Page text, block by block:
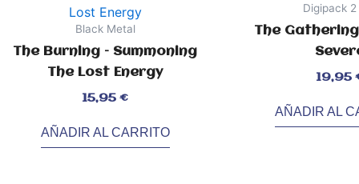
Black Metal
The Burning – Summoning
The Lost Energy
15,95€
AÑADIR AL CARRITO
Digipack 2
The Gathering
19,95
AÑADIR AL